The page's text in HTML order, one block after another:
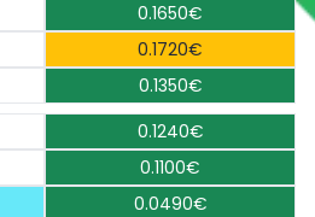
0.1650€
0.1720€
0.1350€
0.1240€
0.1100€
0.0490€